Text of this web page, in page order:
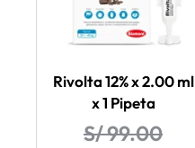
Rivolta 12% x 2.00 ml
x 1 Pipeta
S/99.00